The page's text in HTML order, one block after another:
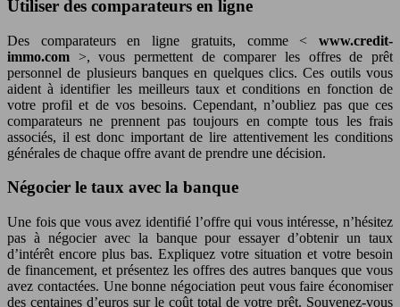
Utiliser des comparateurs en ligne
Des comparateurs en ligne gratuits, comme < www.credit-
immo.com >, vous permettent de comparer les offres de prêt
personnel de plusieurs banques en quelques clics. Ces outils vous
aident à identifier les meilleurs taux et conditions en fonction de
votre profil et de vos besoins. Cependant, n’oubliez pas que ces
comparateurs ne prennent pas toujours en compte tous les frais
associés, il est donc important de lire attentivement les conditions
générales de chaque offre avant de prendre une décision.
Négocier le taux avec la banque
Une fois que vous avez identifié l’offre qui vous intéresse, n’hésitez
pas à négocier avec la banque pour essayer d’obtenir un taux
d’intérêt encore plus bas. Expliquez votre situation et votre besoin
de financement, et présentez les offres des autres banques que vous
avez contactées. Une bonne négociation peut vous faire économiser
des centaines d’euros sur le coût total de votre prêt. Souvenez-vous